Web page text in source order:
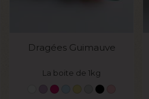
Dragées Guimauve
La boite de 1kg